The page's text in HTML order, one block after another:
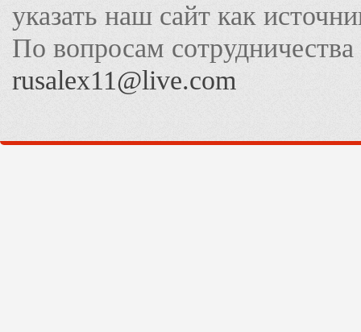
указать наш сайт как
По вопросам
rusalex11@live.com